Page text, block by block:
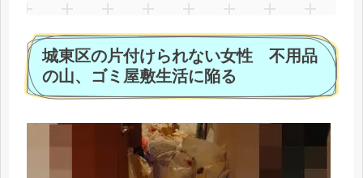
城東区の片付けられない女性 不用品
の山、ゴミ屋敷生活に陥る